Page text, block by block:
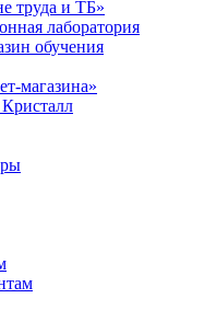
труда и ТБ»
лаборатория
обучения
магазина»